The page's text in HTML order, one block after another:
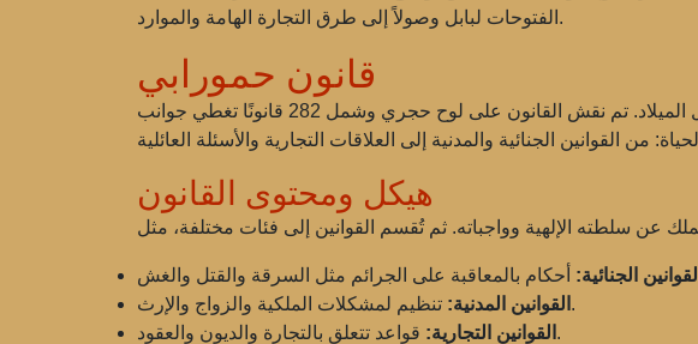
الفتوحات لبابل وصولاً إلى طرق التجارة الهامة والموارد.
قانون حمورابي
أحد أهم إنجازات حمورابي هو قانونه - مجموعة من القوانين التي يُعتقد أنها أعدت حوالي 1754 قبل الميلاد. تم نقش القانون على لوح حجري وشمل 282 قانونًا تغطي جوانب
هيكل ومحتوى القانون
القوانين الجنائية:
القوانين المدنية: تنظيم لمشكلات الملكية والزواج والإرث.
القوانين التجارية: قواعد تتعلق بالتجارة والديون والعقود.